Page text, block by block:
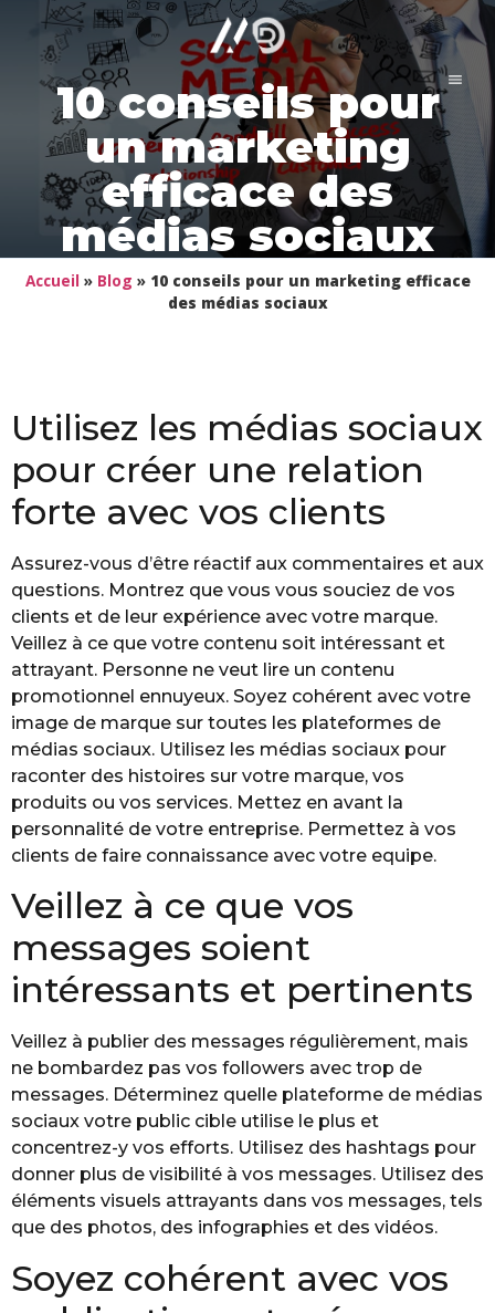
10 conseils pour
un marketing
efficace des
médias sociaux
Accueil » Blog » 10 conseils pour un marketing efficace
des médias sociaux
Utilisez les médias sociaux
pour créer une relation
forte avec vos clients
Assurez-vous d’être réactif aux commentaires et aux
questions. Montrez que vous vous souciez de vos
clients et de leur expérience avec votre marque.
Veillez à ce que votre contenu soit intéressant et
attrayant. Personne ne veut lire un contenu
promotionnel ennuyeux. Soyez cohérent avec votre
image de marque sur toutes les plateformes de
médias sociaux. Utilisez les médias sociaux pour
raconter des histoires sur votre marque, vos
produits ou vos services. Mettez en avant la
personnalité de votre entreprise. Permettez à vos
clients de faire connaissance avec votre equipe.
Veillez à ce que vos
messages soient
intéressants et pertinents
Veillez à publier des messages régulièrement, mais
ne bombardez pas vos followers avec trop de
messages. Déterminez quelle plateforme de médias
sociaux votre public cible utilise le plus et
concentrez-y vos efforts. Utilisez des hashtags pour
donner plus de visibilité à vos messages. Utilisez des
éléments visuels attrayants dans vos messages, tels
que des photos, des infographies et des vidéos.
Soyez cohérent avec vos